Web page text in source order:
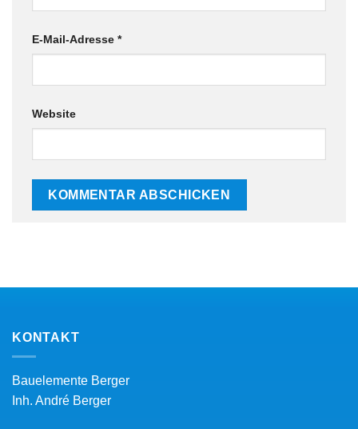
E-Mail-Adresse *
Website
KONTAKT
Bauelemente Berger
Inh. André Berger